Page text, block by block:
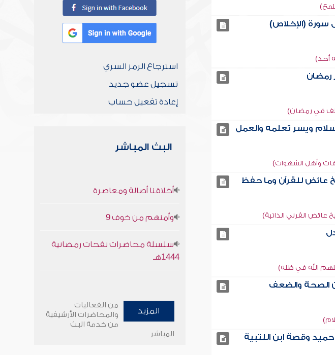
سورة (الإخلاص)
أحد)
في رمضان)
ويسر تعلمه والعمل
وأهل الشهوات)
عائض للقرآن وما حفظ
القرني الذاتية)
الله في ظله)
الصحة والضعف
وقصة ابن اللتبية
استرجاع الرمز السري
تسجيل عضو جديد
إعادة تفعيل حساب
البث المباشر
أخلاقنا أصالة ومعاصرة
وأمنهم من خوف 9
سلسلة محاضرات نفحات رمضانية
1444هـ
المزيد
من الفعاليات
والمحاضرات الأرشيفية
من خدمة البث
المباشر